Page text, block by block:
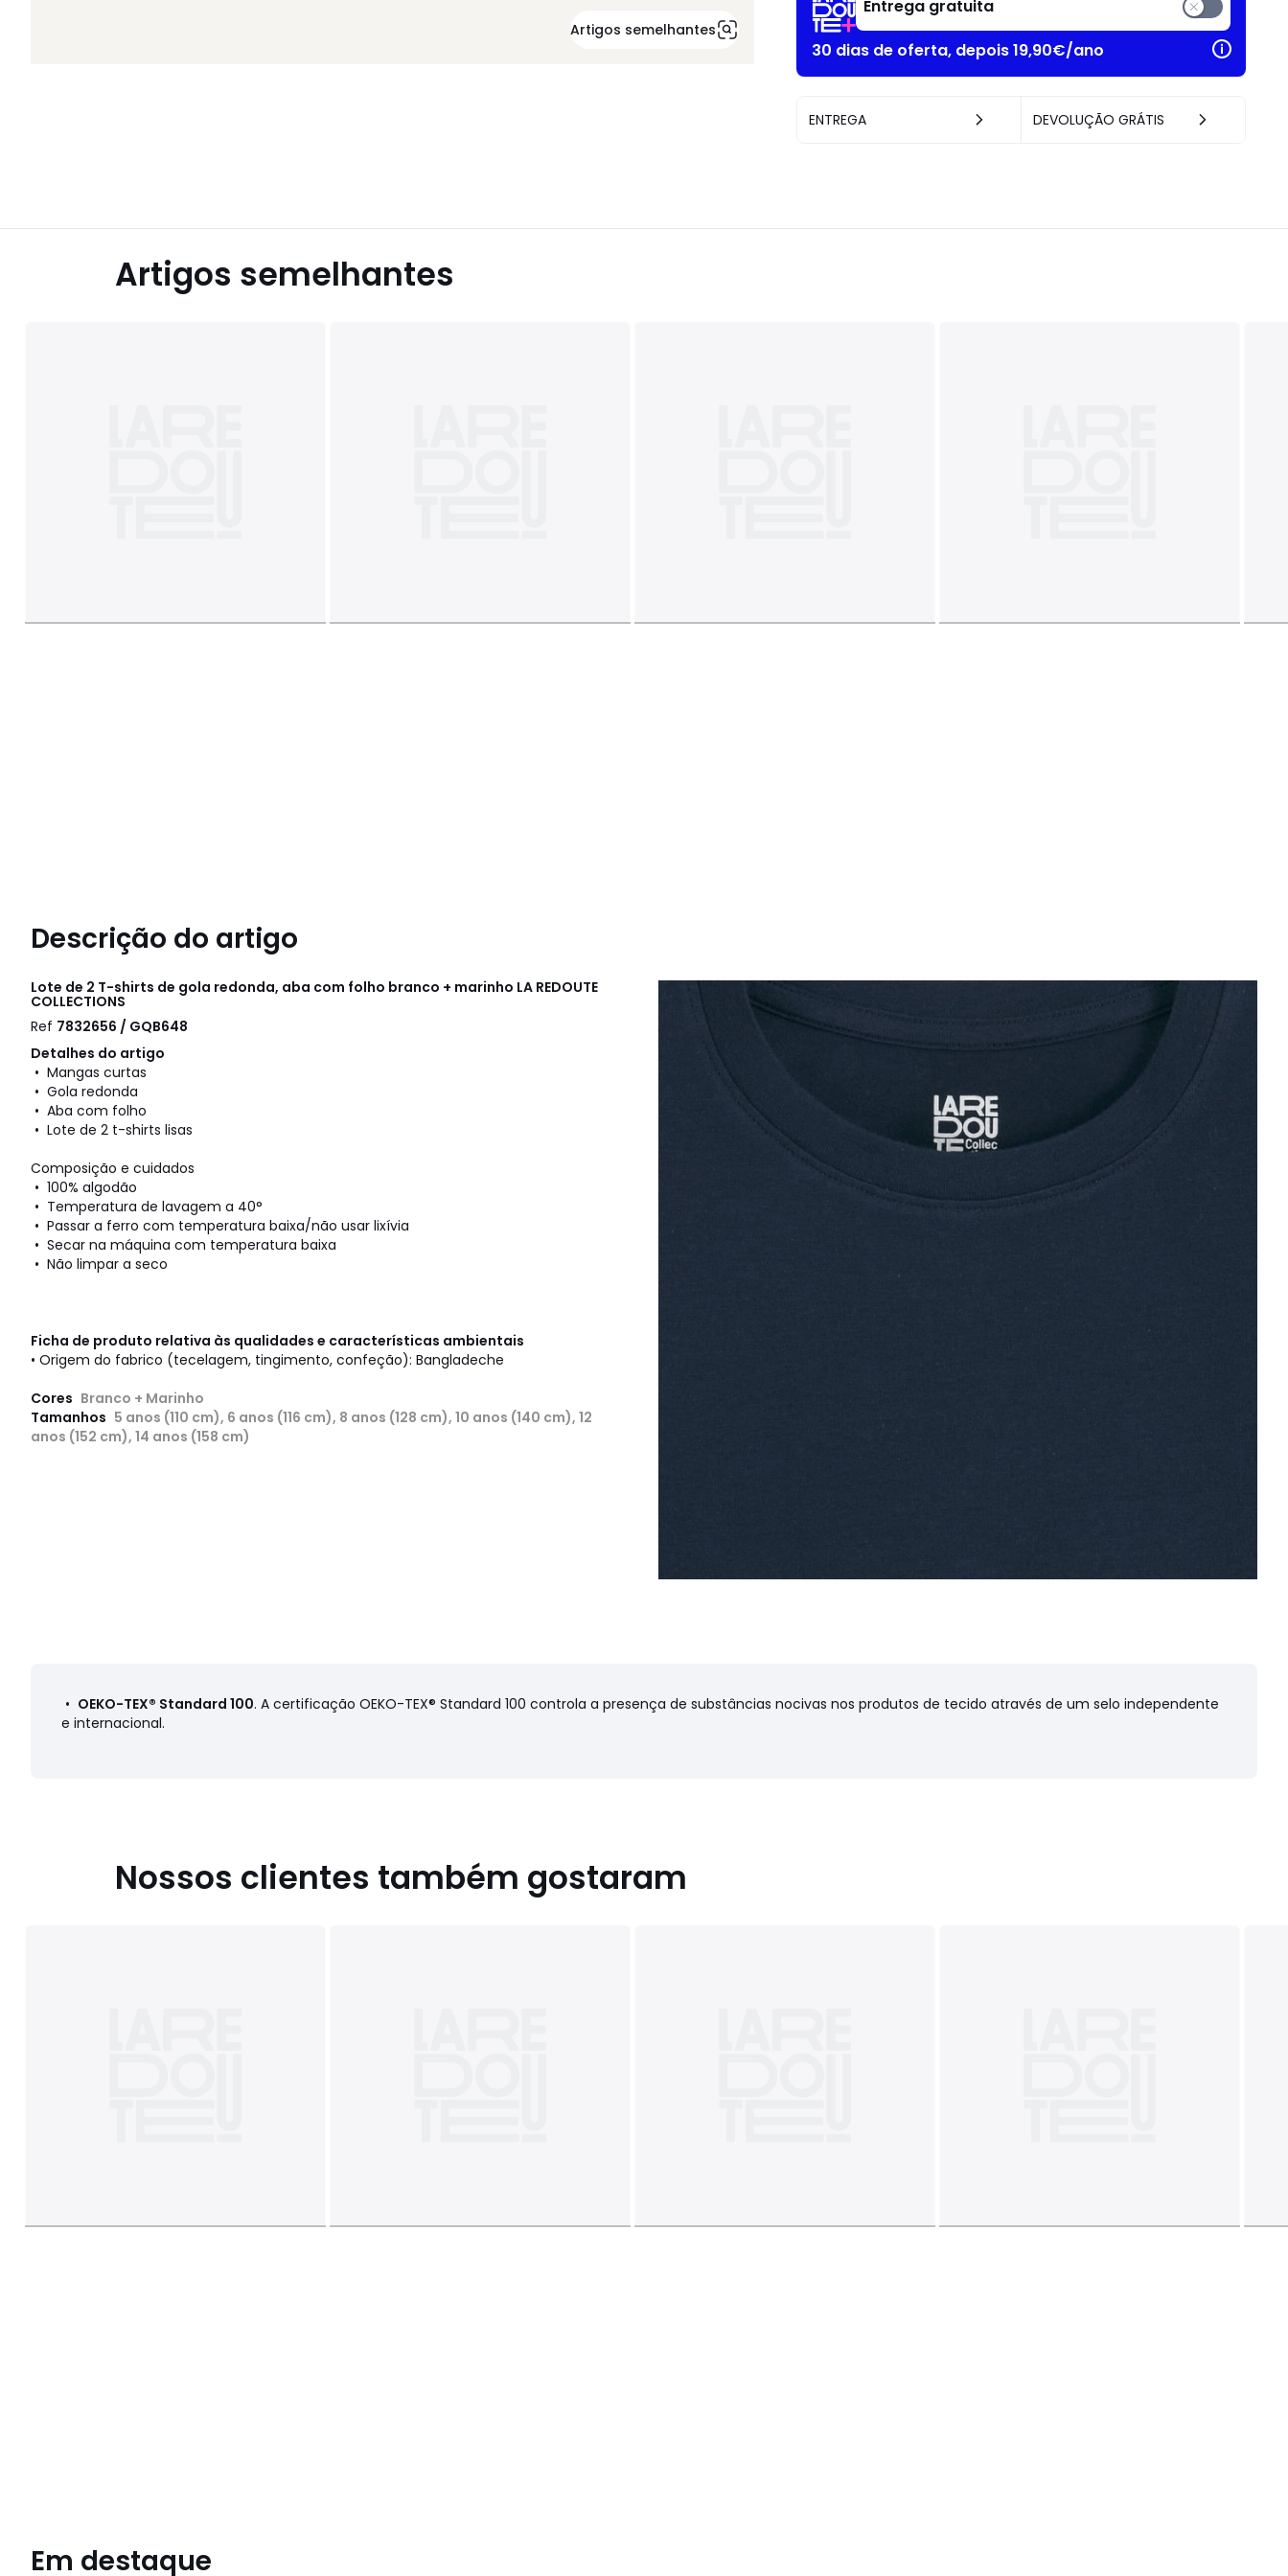
Artigos semelhantes
Entrega gratuita
30 dias de oferta, depois 19,90€/ano
ENTREGA DEVOLUÇÃO GRÁTIS
Artigos semelhantes
Descrição do artigo
Lote de 2 T-shirts de gola redonda, aba com folho branco + marinho LA REDOUTE
COLLECTIONS
Ref 7832656 / GQB648
Detalhes do artigo
• Mangas curtas
• Gola redonda
• Aba com folho
• Lote de 2 t-shirts lisas
Composição e cuidados
• 100% algodão
• Temperatura de lavagem a 40°
• Passar a ferro com temperatura baixa/não usar lixívia
• Secar na máquina com temperatura baixa
• Não limpar a seco
Ficha de produto relativa às qualidades e características ambientais
• Origem do fabrico (tecelagem, tingimento, confeção): Bangladeche
Cores Branco + Marinho
Tamanhos 5 anos (110 cm), 6 anos (116 cm), 8 anos (128 cm), 10 anos (140 cm), 12
anos (152 cm), 14 anos (158 cm)
• OEKO-TEX® Standard 100. A certificação OEKO-TEX® Standard 100 controla a presença de substâncias nocivas nos produtos de tecido através de um selo independente
e internacional.
Nossos clientes também gostaram
Em destaque